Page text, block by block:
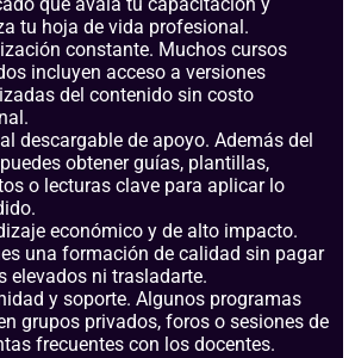
tu hoja de vida profesional.
constante. Muchos cursos
incluyen acceso a versiones
del contenido sin costo
descargable de apoyo. Además del
obtener guías, plantillas,
o lecturas clave para aplicar lo
económico y de alto impacto.
una formación de calidad sin pagar
elevados ni trasladarte.
y soporte. Algunos programas
grupos privados, foros o sesiones de
frecuentes con los docentes.